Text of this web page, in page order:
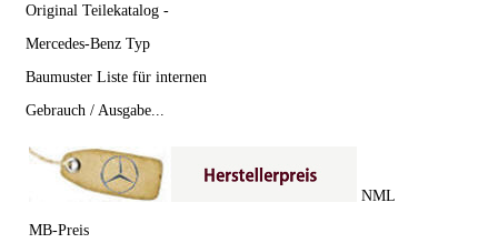
Original Teilekatalog -
Mercedes-Benz Typ
Baumuster Liste für internen
Gebrauch / Ausgabe...
MB-Preis
NML